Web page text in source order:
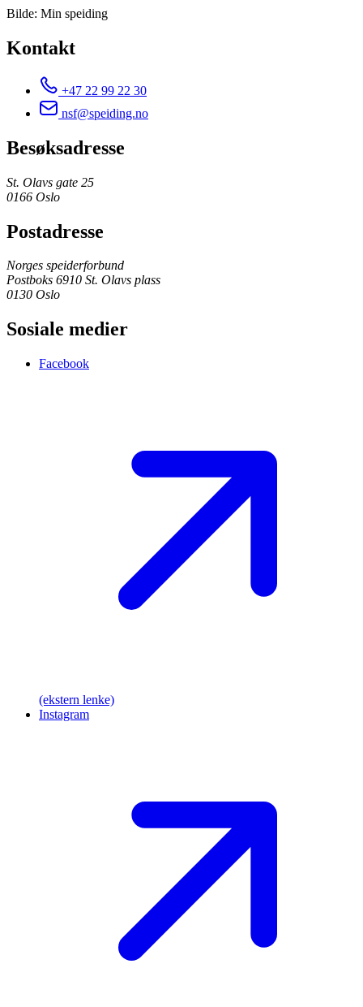
Bilde: Min speiding
Kontakt
+47 22 99 22 30
nsf@speiding.no
Besøksadresse
St. Olavs gate 25
0166 Oslo
Postadresse
Norges speiderforbund
Postboks 6910 St. Olavs plass
0130 Oslo
Sosiale medier
Facebook
(ekstern lenke)
Instagram